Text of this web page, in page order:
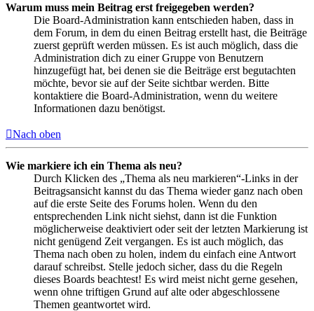
Warum muss mein Beitrag erst freigegeben werden?
Die Board-Administration kann entschieden haben, dass in
dem Forum, in dem du einen Beitrag erstellt hast, die Beiträge
zuerst geprüft werden müssen. Es ist auch möglich, dass die
Administration dich zu einer Gruppe von Benutzern
hinzugefügt hat, bei denen sie die Beiträge erst begutachten
möchte, bevor sie auf der Seite sichtbar werden. Bitte
kontaktiere die Board-Administration, wenn du weitere
Informationen dazu benötigst.
Nach oben
Wie markiere ich ein Thema als neu?
Durch Klicken des „Thema als neu markieren“-Links in der
Beitragsansicht kannst du das Thema wieder ganz nach oben
auf die erste Seite des Forums holen. Wenn du den
entsprechenden Link nicht siehst, dann ist die Funktion
möglicherweise deaktiviert oder seit der letzten Markierung ist
nicht genügend Zeit vergangen. Es ist auch möglich, das
Thema nach oben zu holen, indem du einfach eine Antwort
darauf schreibst. Stelle jedoch sicher, dass du die Regeln
dieses Boards beachtest! Es wird meist nicht gerne gesehen,
wenn ohne triftigen Grund auf alte oder abgeschlossene
Themen geantwortet wird.